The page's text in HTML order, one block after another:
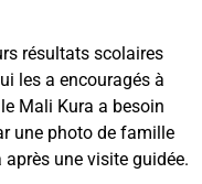
résultats scolaires
les a encouragés à
Mali Kura a besoin
une photo de famille
une visite guidée.